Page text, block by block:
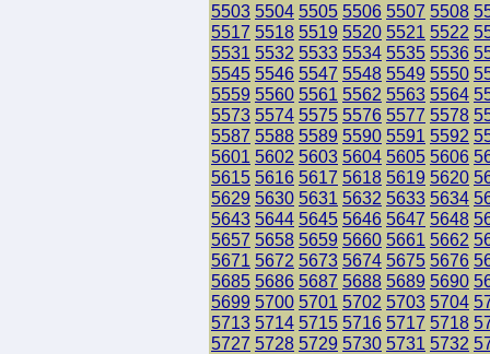
5503 5504 5505 5506 5507 5508
5517 5518 5519 5520 5521 5522
5531 5532 5533 5534 5535 5536
5545 5546 5547 5548 5549 5550
5559 5560 5561 5562 5563 5564
5573 5574 5575 5576 5577 5578
5587 5588 5589 5590 5591 5592
5601 5602 5603 5604 5605 5606
5615 5616 5617 5618 5619 5620
5629 5630 5631 5632 5633 5634
5643 5644 5645 5646 5647 5648
5657 5658 5659 5660 5661 5662
5671 5672 5673 5674 5675 5676
5685 5686 5687 5688 5689 5690
5699 5700 5701 5702 5703 5704
5713 5714 5715 5716 5717 5718
5727 5728 5729 5730 5731 5732